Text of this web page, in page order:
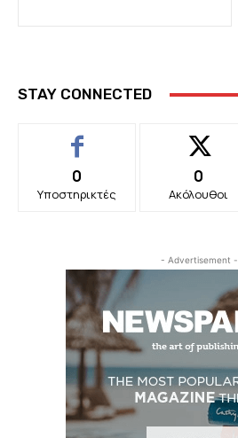
STAY CONNECTED
0
Υποστηρικτές
0
Ακόλουθοι
- Advertisement -